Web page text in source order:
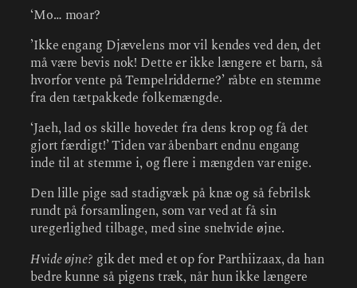
‘Mo… moar?
’Ikke engang Djævelens mor vil kendes ved den, det
må være bevis nok! Dette er ikke længere et barn, så
hvorfor vente på Tempelridderne?’ råbte en stemme
fra den tætpakkede folkemængde.
‘Jaeh, lad os skille hovedet fra dens krop og få det
gjort færdigt!’ Tiden var åbenbart endnu engang
inde til at stemme i, og flere i mængden var enige.
Den lille pige sad stadigvæk på knæ og så febrilsk
rundt på forsamlingen, som var ved at få sin
uregerlighed tilbage, med sine snehvide øjne.
Hvide øjne? gik det med et op for Parthiizaax, da han
bedre kunne så pigens træk, når hun ikke længere